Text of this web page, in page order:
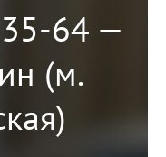
64 —
(м.